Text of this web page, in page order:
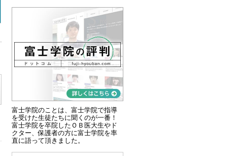
富士学院のことは、富士学院で指導
を受けた生徒たちに聞くのが一番！
富士学院を卒院したＯＢ医大生やド
クター、保護者の方に富士学院を率
直に語って頂きました。